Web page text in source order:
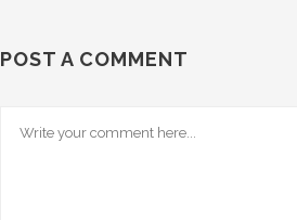
POST A COMMENT